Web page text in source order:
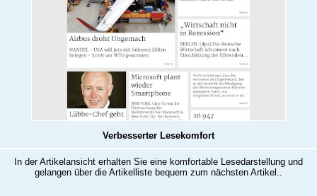
Verbesserter Lesekomfort
In der Artikelansicht erhalten Sie eine komfortable Lesedarstellung und
gelangen über die Artikelliste bequem zum nächsten Artikel..